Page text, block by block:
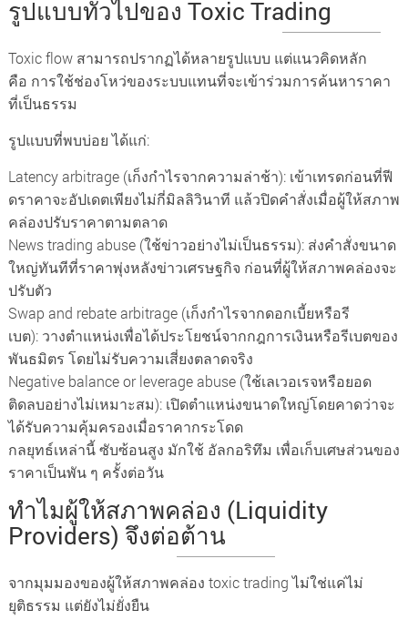
รูปแบบทั่วไปของ Toxic Trading
Toxic flow สามารถปรากฏได้หลายรูปแบบ แต่แนวคิดหลัก
คือ การใช้ช่องโหว่ของระบบแทนที่จะเข้าร่วมการค้นหาราคา
ที่เป็นธรรม
รูปแบบที่พบบ่อย ได้แก่:
Latency arbitrage (เก็งกำไรจากความล่าช้า): เข้าเทรดก่อนที่ฟี
ดราคาจะอัปเดตเพียงไม่กี่มิลลิวินาที แล้วปิดคำสั่งเมื่อผู้ให้สภาพ
คล่องปรับราคาตามตลาด
News trading abuse (ใช้ข่าวอย่างไม่เป็นธรรม): ส่งคำสั่งขนาด
ใหญ่ทันทีที่ราคาพุ่งหลังข่าวเศรษฐกิจ ก่อนที่ผู้ให้สภาพคล่องจะ
ปรับตัว
Swap and rebate arbitrage (เก็งกำไรจากดอกเบี้ยหรือรี
เบต): วางตำแหน่งเพื่อได้ประโยชน์จากกฎการเงินหรือรีเบตของ
พันธมิตร โดยไม่รับความเสี่ยงตลาดจริง
Negative balance or leverage abuse (ใช้เลเวอเรจหรือยอด
ติดลบอย่างไม่เหมาะสม): เปิดตำแหน่งขนาดใหญ่โดยคาดว่าจะ
ได้รับความคุ้มครองเมื่อราคากระโดด
กลยุทธ์เหล่านี้ ซับซ้อนสูง มักใช้ อัลกอริทึม เพื่อเก็บเศษส่วนของ
ราคาเป็นพัน ๆ ครั้งต่อวัน
ทำไมผู้ให้สภาพคล่อง (Liquidity
Providers) จึงต่อต้าน
จากมุมมองของผู้ให้สภาพคล่อง toxic trading ไม่ใช่แค่ไม่
ยุติธรรม แต่ยังไม่ยั่งยืน